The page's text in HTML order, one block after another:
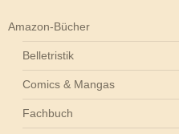
Amazon-Bücher
Belletristik
Comics & Mangas
Fachbuch